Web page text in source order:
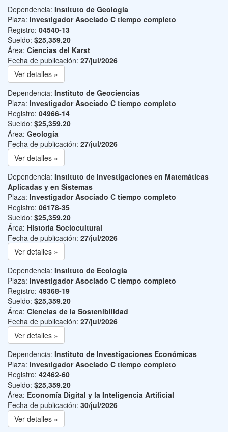
Dependencia: Instituto de Geología
Plaza: Investigador Asociado C tiempo completo
Registro: 04540-13
Sueldo: $25,359.20
Área: Ciencias del Karst
Fecha de publicación: 27/jul/2026
Ver detalles »
Dependencia: Instituto de Geociencias
Plaza: Investigador Asociado C tiempo completo
Registro: 04966-14
Sueldo: $25,359.20
Área: Geología
Fecha de publicación: 27/jul/2026
Ver detalles »
Dependencia: Instituto de Investigaciones en Matemáticas
Aplicadas y en Sistemas
Plaza: Investigador Asociado C tiempo completo
Registro: 06178-35
Sueldo: $25,359.20
Área: Historia Sociocultural
Fecha de publicación: 27/jul/2026
Ver detalles »
Dependencia: Instituto de Ecología
Plaza: Investigador Asociado C tiempo completo
Registro: 49368-19
Sueldo: $25,359.20
Área: Ciencias de la Sostenibilidad
Fecha de publicación: 27/jul/2026
Ver detalles »
Dependencia: Instituto de Investigaciones Económicas
Plaza: Investigador Asociado C tiempo completo
Registro: 42462-60
Sueldo: $25,359.20
Área: Economía Digital y la Inteligencia Artificial
Fecha de publicación: 30/jul/2026
Ver detalles »